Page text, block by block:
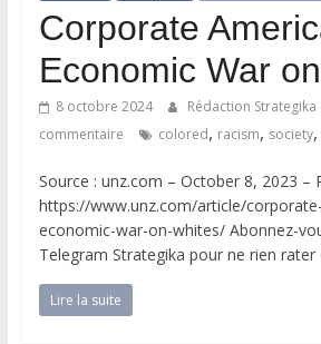
Corporate
Economic War
8 octobre 2024 Rédaction Strategika
commentaire
colored, racism, society,
Source : unz.com – October 8, 2023 –
https://www.unz.com/article/
economic-war-on-whites/ Abonnez-
Telegram Strategika pour ne rien rater
Lire la suite